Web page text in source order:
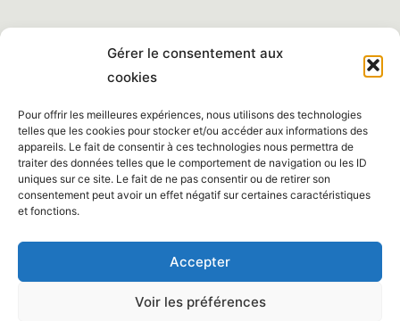
Gérer le consentement aux
cookies
Pour offrir les meilleures expériences, nous utilisons des technologies
telles que les cookies pour stocker et/ou accéder aux informations des
appareils. Le fait de consentir à ces technologies nous permettra de
traiter des données telles que le comportement de navigation ou les ID
uniques sur ce site. Le fait de ne pas consentir ou de retirer son
consentement peut avoir un effet négatif sur certaines caractéristiques
et fonctions.
Accepter
Voir les préférences